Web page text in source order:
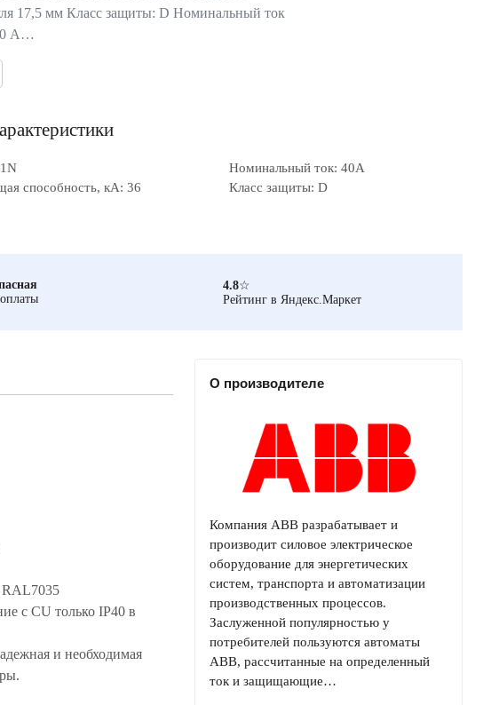
17,5 мм Класс защиты: D Номинальный ток
А…
Номинальный ток: 40А
способность, кА: 36
Класс защиты: D
4.8☆
Рейтинг в Яндекс.Маркет
RAL7035
с CU только IP40 в
и необходимая
О производителе
Компания ABB разрабатывает и
производит силовое электрическое
оборудование для энергетических
систем, транспорта и автоматизации
производственных процессов.
Заслуженной популярностью у
потребителей пользуются автоматы
ABB, рассчитанные на определенный
ток и защищающие…